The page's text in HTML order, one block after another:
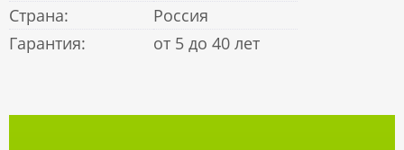
Страна:
Россия
Гарантия:
от 5 до 40 лет